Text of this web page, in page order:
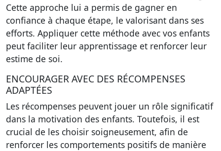
Cette approche lui a permis de gagner en
confiance à chaque étape, le valorisant dans ses
efforts. Appliquer cette méthode avec vos enfants
peut faciliter leur apprentissage et renforcer leur
estime de soi.
ENCOURAGER AVEC DES RÉCOMPENSES
ADAPTÉES
Les récompenses peuvent jouer un rôle significatif
dans la motivation des enfants. Toutefois, il est
crucial de les choisir soigneusement, afin de
renforcer les comportements positifs de manière